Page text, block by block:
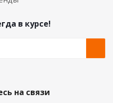
в курсе!
на связи